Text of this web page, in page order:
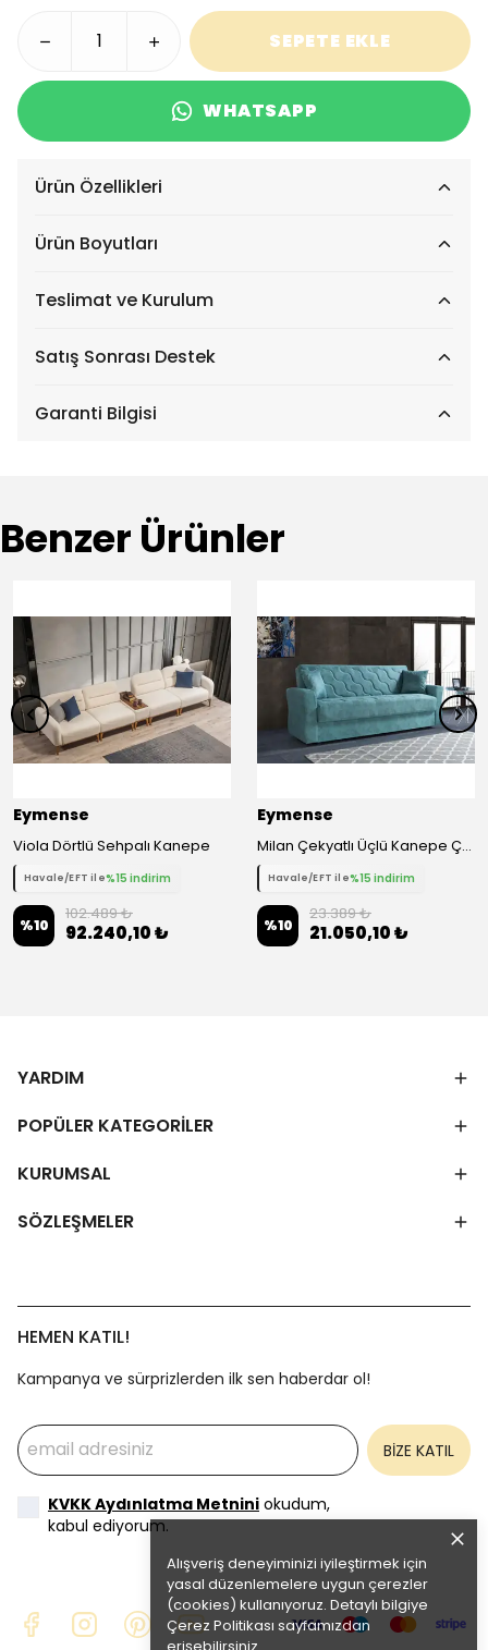
Alışveriş deneyiminizi iyileştirmek için
yasal düzenlemelere uygun çerezler
(cookies) kullanıyoruz. Detaylı bilgiye
Çerez Politikası sayfamızdan
SEPETE EKLE
WHATSAPP
Ürün Özellikleri
Ürün Boyutları
Teslimat ve Kurulum
Satış Sonrası Destek
Garanti Bilgisi
Benzer Ürünler
Eymense
Viola Dörtlü Sehpalı Kanepe
Havale/EFT ile%15 indirim
%10
102.489 ₺
92.240,10 ₺
Eymense
Milan Çekyatlı Üçlü Kanepe Çekyat - Mavi
Havale/EFT ile%15 indirim
%10
23.389 ₺
21.050,10 ₺
YARDIM
POPÜLER KATEGORİLER
KURUMSAL
SÖZLEŞMELER
HEMEN KATIL!
Kampanya ve sürprizlerden ilk sen haberdar ol!
BİZE KATIL
KVKK Aydınlatma Metnini okudum,
kabul ediyorum.